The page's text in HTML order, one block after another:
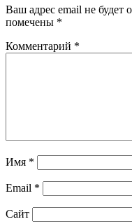
Ваш адрес email не будет
помечены *
Комментарий *
Имя *
Email *
Сайт